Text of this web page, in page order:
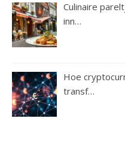
Culinaire
inn…
Hoe
transf…